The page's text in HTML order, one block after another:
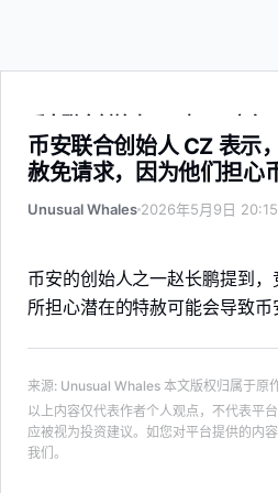
币安联合创始人 CZ 表示，竞
币安联合创始人 CZ 表示
赦免请求，因为他们担心
Unusual Whales 2026年5月9日 20:15
币安的创始人之一赵长鹏提到
所担心潜在的特赦可能会导致币
来源: Unusual Whales 本文版权归属于原
以上内容仅代表作者个人观点，不代表平
应被视为投资建议。如您对平台提供的内
我们。